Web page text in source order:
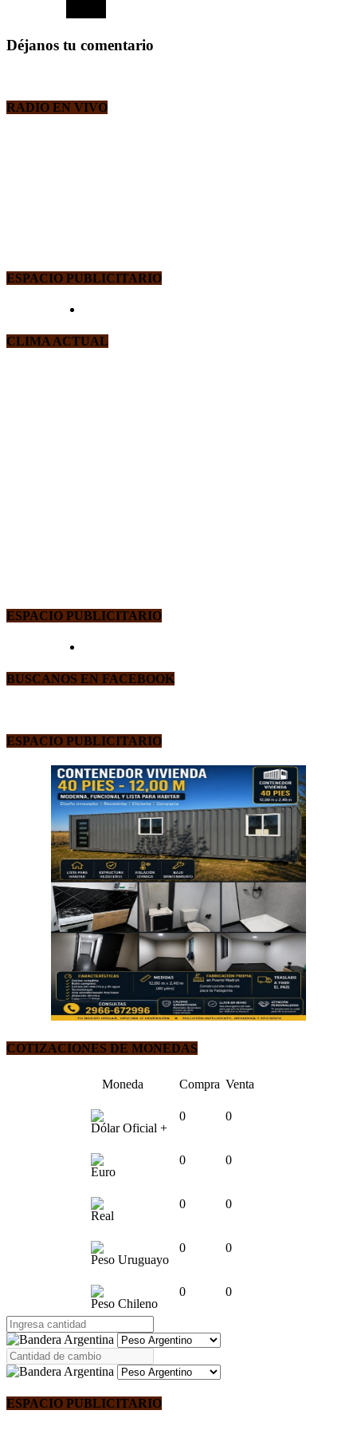
Déjanos tu comentario
RADIO EN VIVO
ESPACIO PUBLICITARIO
CLIMA ACTUAL
ESPACIO PUBLICITARIO
BUSCANOS EN FACEBOOK
ESPACIO PUBLICITARIO
COTIZACIONES DE MONEDAS
Moneda Compra Venta
Dólar Oficial +
0 0
Euro
0 0
Real
0 0
Peso Uruguayo
0 0
Peso Chileno
0 0
ESPACIO PUBLICITARIO